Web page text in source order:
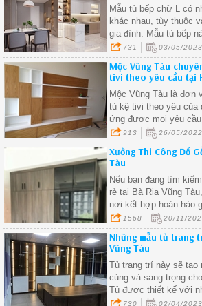
Mẫu tủ bếp chữ L có
khác nhau, tùy thuộc
gia đình. Mẫu tủ bếp
bởi tính tiện dụng và
731 03/05/2023
Mộc Vũng Tàu
tivi theo yêu cầu tại
Mộc Vũng Tàu là đơn
tủ kệ tivi theo yêu của
ứng được mọi yêu
mẫu mã kiểu dáng...
được tư vấn và
913 26/05/2022
Xưởng Thi Công Đồ
Tàu
Nếu bạn đang tìm
rẻ tại Bà Rịa Vũng
nơi kết hợp hoàn hảo
và giá cả phải chăng
1568 20/11/
Những mẫu tủ trang
Vũng Tàu
Tủ trang trí này sẽ tạo
cúng và sang trọng
Tủ được thiết kế với
phù hợp với mọi
730 02/04/2023